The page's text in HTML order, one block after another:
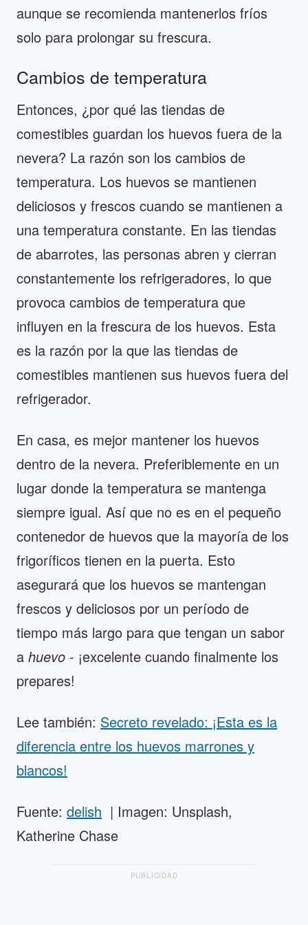
aunque se recomienda mantenerlos fríos
solo para prolongar su frescura.
Cambios de temperatura
Entonces, ¿por qué las tiendas de
comestibles guardan los huevos fuera de la
nevera? La razón son los cambios de
temperatura. Los huevos se mantienen
deliciosos y frescos cuando se mantienen a
una temperatura constante. En las tiendas
de abarrotes, las personas abren y cierran
constantemente los refrigeradores, lo que
provoca cambios de temperatura que
influyen en la frescura de los huevos. Esta
es la razón por la que las tiendas de
comestibles mantienen sus huevos fuera del
refrigerador.
En casa, es mejor mantener los huevos
dentro de la nevera. Preferiblemente en un
lugar donde la temperatura se mantenga
siempre igual. Así que no es en el pequeño
contenedor de huevos que la mayoría de los
frigoríficos tienen en la puerta. Esto
asegurará que los huevos se mantengan
frescos y deliciosos por un período de
tiempo más largo para que tengan un sabor
a huevo - ¡excelente cuando finalmente los
prepares!
Lee también: Secreto revelado: ¡Esta es la
diferencia entre los huevos marrones y
blancos!
Fuente: delish | Imagen: Unsplash,
Katherine Chase
PUBLICIDAD